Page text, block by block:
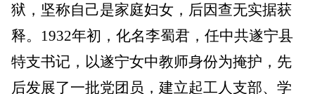
狱，坚称自己是家庭妇女，后因查无实据获
释。1932年初，化名李蜀君，任中共遂宁县
特支书记，以遂宁女中教师身份为掩护，先
后发展了一批党团员，建立起工人支部、学